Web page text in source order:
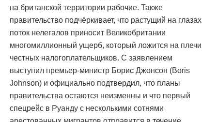
на британской территории рабочие. Также
правительство подчёркивает, что растущий на глазах
поток нелегалов приносит Великобритании
многомиллионный ущерб, который ложится на плечи
честных налогоплательщиков. С заявлением
выступил премьер-министр Борис Джонсон (Boris
Johnson) и официально подтвердил, что планы
правительства остаются неизменны и что первый
спецрейс в Руанду с несколькими сотнями